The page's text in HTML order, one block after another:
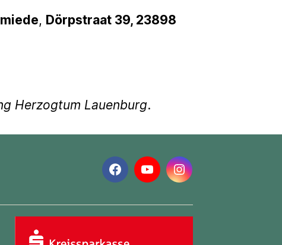
, Dörpstraat 39, 23898
Herzogtum Lauenburg.
FacebookYouTubeInstagram